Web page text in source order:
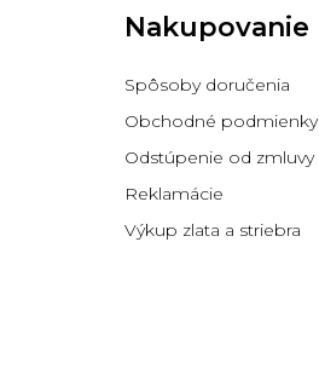
Nakupovanie
Spôsoby doručenia
Obchodné podmienky
Odstúpenie od zmluvy
Reklamácie
Výkup zlata a striebra